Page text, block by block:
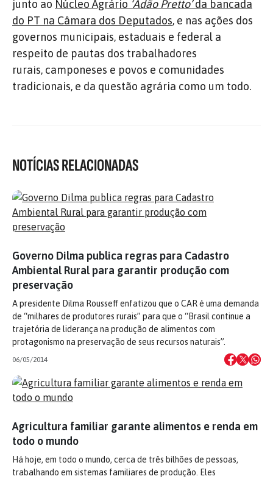
junto ao Núcleo Agrário ‘Adão Pretto’da bancada
do PT na Câmara dos Deputados, e nas ações dos
governos municipais, estaduais e federal a
respeito de pautas dos trabalhadores
rurais, camponeses e povos e comunidades
tradicionais, e da questão agrária como um todo.
NOTÍCIAS RELACIONADAS
Governo Dilma publica regras para Cadastro
Ambiental Rural para garantir produção com
preservação
A presidente Dilma Rousseff enfatizou que o CAR é uma demanda
de “milhares de produtores rurais” para que o “Brasil continue a
trajetória de liderança na produção de alimentos com
protagonismo na preservação de seus recursos naturais”.
06/05/2014
Agricultura familiar garante alimentos e renda em
todo o mundo
Há hoje, em todo o mundo, cerca de três bilhões de pessoas,
trabalhando em sistemas familiares de produção. Eles